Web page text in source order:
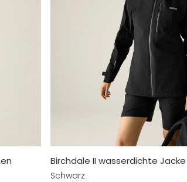
Birchdale II wasserdichte
Schwarz